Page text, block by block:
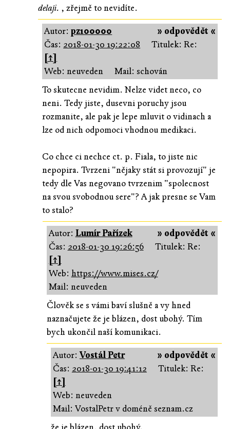
delaji. , zřejmě to nevidíte.
» odpovědět «
Autor:pz100000
Čas: 2018-01-30 19:22:08
Titulek: Re:
[↑]
Web: neuveden
Mail: schován
To skutecne nevidim. Nelze videt neco, co
neni. Tedy jiste, dusevni poruchy jsou
rozmanite, ale pak je lepe mluvit o vidinach a
lze od nich odpomoci vhodnou medikaci.
Co chce ci nechce ct. p. Fiala, to jiste nic
nepopira. Tvrzeni "nějaky stát si provozují" je
tedy dle Vas negovano tvrzenim "spolecnost
na svou svobodnou sere"? A jak presne se Vam
to stalo?
» odpovědět «
Autor: Lumír Pařízek
Čas: 2018-01-30 19:26:56
Titulek: Re:
[↑]
Web: https://www.mises.cz/
Mail: neuveden
Člověk se s vámi baví slušně a vy hned
naznačujete že je blázen, dost ubohý. Tím
bych ukončil naší komunikaci.
» odpovědět «
Autor:Vostál Petr
Čas: 2018-01-30 19:41:12
Titulek: Re:
[↑]
Web: neuveden
Mail: VostalPetr v doméně seznam.cz